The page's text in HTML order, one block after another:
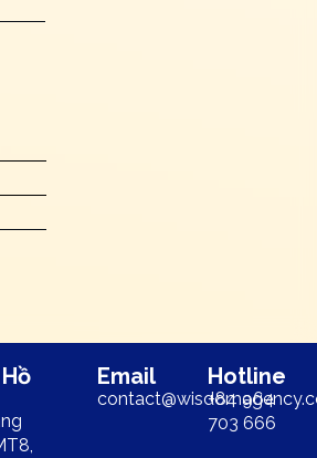
Email Hotline
+84 964
703 666